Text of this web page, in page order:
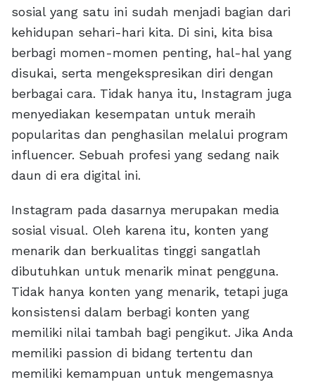
sosial yang satu ini sudah menjadi bagian dari
kehidupan sehari-hari kita. Di sini, kita bisa
berbagi momen-momen penting, hal-hal yang
disukai, serta mengekspresikan diri dengan
berbagai cara. Tidak hanya itu, Instagram juga
menyediakan kesempatan untuk meraih
popularitas dan penghasilan melalui program
influencer. Sebuah profesi yang sedang naik
daun di era digital ini.
Instagram pada dasarnya merupakan media
sosial visual. Oleh karena itu, konten yang
menarik dan berkualitas tinggi sangatlah
dibutuhkan untuk menarik minat pengguna.
Tidak hanya konten yang menarik, tetapi juga
konsistensi dalam berbagi konten yang
memiliki nilai tambah bagi pengikut. Jika Anda
memiliki passion di bidang tertentu dan
memiliki kemampuan untuk mengemasnya